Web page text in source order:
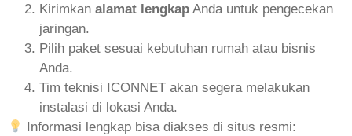
Kirimkan alamat lengkap Anda untuk pengecekan
jaringan.
Pilih paket sesuai kebutuhan rumah atau bisnis
Anda.
Tim teknisi ICONNET akan segera melakukan
instalasi di lokasi Anda.
Informasi lengkap bisa diakses di situs resmi: